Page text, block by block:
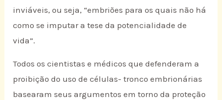
inviáveis, ou seja, “embriões para os quais não há
como se imputar a tese da potencialidade de
vida”.
Todos os cientistas e médicos que defenderam a
proibição do uso de células- tronco embrionárias
basearam seus argumentos em torno da proteção